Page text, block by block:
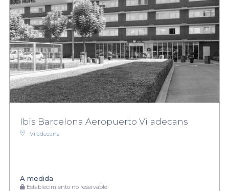
Ibis Barcelona Aeropuerto Viladecans
Viladecans
A medida
Establecimiento no reservable